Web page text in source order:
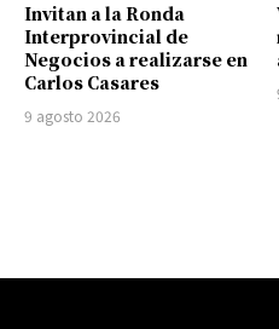
Invitan a la Ronda
Interprovincial de
Negocios a realizarse en
Carlos Casares
9 agosto 2026